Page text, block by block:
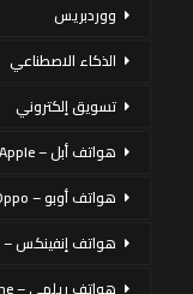
ووردبريس
الذكاء الاصطناعي
تسويق إلكتروني
هواتف أبل – Apple
هواتف أوبو – Oppo
هواتف إنفينكس – Infinix